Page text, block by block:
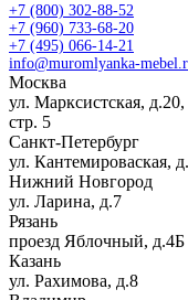
+7 (800) 302-88-52
+7 (960) 733-68-20
+7 (495) 066-14-21
info@muromlyanka-
Москва
ул. Марксистская, д.20,
стр. 5
Санкт-Петербург
ул. Кантемироваская,
Нижний Новгород
ул. Ларина, д.7
Рязань
проезд Яблочный, д.4Б
Казань
ул. Рахимова, д.8